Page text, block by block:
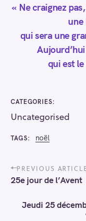
« Ne craignez
une
qui sera une
qui est
CATEGORIES
Uncategorised
TAGS noël
P
o
s
PREVIOUS
25e jour de l’Avent
Jeudi 25